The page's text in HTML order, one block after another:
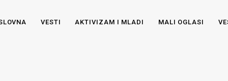
VESTI AKTIVIZAM I MLADI MALI OGLASI